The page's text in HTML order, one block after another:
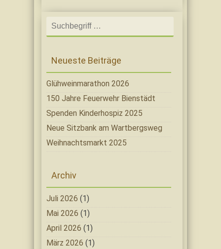
Search
for:
Neueste Beiträge
Glühweinmarathon 2026
150 Jahre Feuerwehr Bienstädt
Spenden Kinderhospiz 2025
Neue Sitzbank am Wartbergsweg
Weihnachtsmarkt 2025
Archiv
Juli 2026 (1)
Mai 2026 (1)
April 2026 (1)
März 2026 (1)